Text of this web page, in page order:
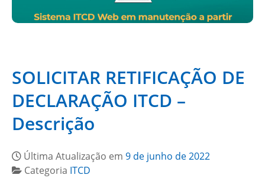
SOLICITAR RETIFICAÇÃO DE
DECLARAÇÃO ITCD –
Descrição
Última Atualização em 9 de junho de 2022
Categoria ITCD